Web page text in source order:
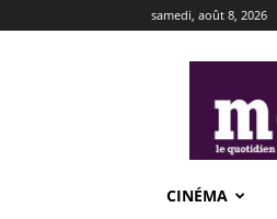
samedi, août 8, 2026
CINÉMA